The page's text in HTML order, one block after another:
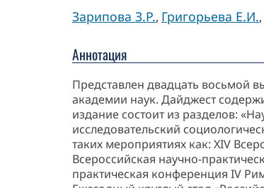
Зарипова З.Р., Григорьева Е.И.,
Аннотация
Представлен двадцать восьмой
академии наук. Дайджест
издание состоит из разделов:
исследовательский
таких мероприятиях как: XIV
Всероссийская научно-
практическая конференция IV